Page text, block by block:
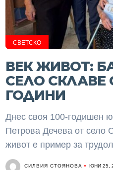
СВЕТСКО
ВЕК ЖИВОТ:
СЕЛО СКЛАВЕ
ГОДИНИ
Днес своя 100-годишен
Петрова Дечева от село
живот е пример за
СИЛВИЯ СТОЯНОВА ЮНИ 25,